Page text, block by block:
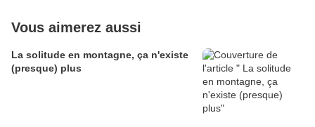
Vous aimerez aussi
La solitude en montagne, ça n'existe
(presque) plus